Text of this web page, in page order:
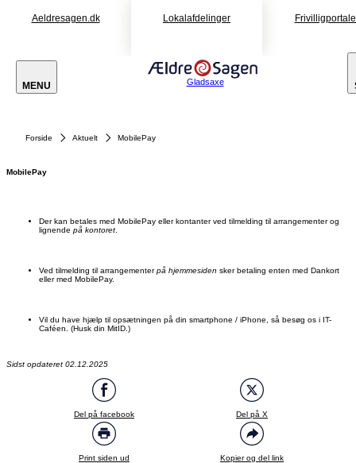
Aeldresagen.dk Lokalafdelinger
MENU Gladsaxe
Forside Aktuelt MobilePay
MobilePay
Der kan betales med MobilePay eller kontanter ved tilmelding til arrangementer og
lignende på kontoret
Ved tilmelding til arrangementerpå hjemmesiden sker betaling enten med Dankort
eller med MobilePay.
Vil du have hjælp til opsætningen på din smartphone / iPhone, så besøg os i IT-
Caféen. (Husk din MitID.)
Sidst opdateret 02.12.2025
Del på facebook Del på X
Print siden ud Kopier og del link